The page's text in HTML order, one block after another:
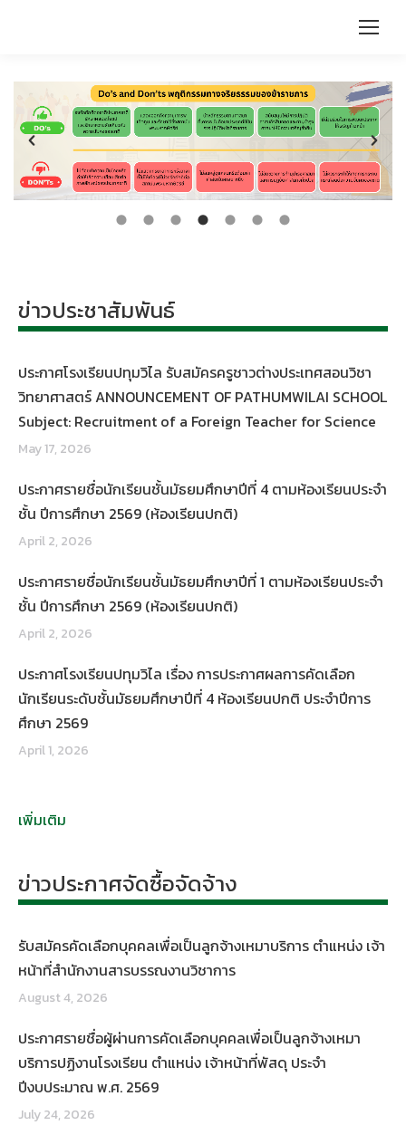
ข่าวประชาสัมพันธ์
ประกาศโรงเรียนปทุมวิไล รับสมัครครูชาวต่างประเทศสอนวิชา
วิทยาศาสตร์ ANNOUNCEMENT OF PATHUMWILAI SCHOOL
Subject: Recruitment of a Foreign Teacher for Science
May 17, 2026
ประกาศรายชื่อนักเรียนชั้นมัธยมศึกษาปีที่ 4 ตามห้องเรียนประจำ
ชั้น ปีการศึกษา 2569 (ห้องเรียนปกติ)
April 2, 2026
ประกาศรายชื่อนักเรียนชั้นมัธยมศึกษาปีที่ 1 ตามห้องเรียนประจำ
ชั้น ปีการศึกษา 2569 (ห้องเรียนปกติ)
April 2, 2026
ประกาศโรงเรียนปทุมวิไล เรื่อง การประกาศผลการคัดเลือก
นักเรียนระดับชั้นมัธยมศึกษาปีที่ 4 ห้องเรียนปกติ ประจำปีการ
ศึกษา 2569
April 1, 2026
เพิ่มเติม
ข่าวประกาศจัดซื้อจัดจ้าง
รับสมัครคัดเลือกบุคคลเพื่อเป็นลูกจ้างเหมาบริการ ตำแหน่ง เจ้า
หน้าที่สำนักงานสารบรรณงานวิชาการ
August 4, 2026
ประกาศรายชื่อผู้ผ่านการคัดเลือกบุคคลเพื่อเป็นลูกจ้างเหมา
บริการปฏิงานโรงเรียน ตำแหน่ง เจ้าหน้าที่พัสดุ ประจำ
ปีงบประมาณ พ.ศ. 2569
July 24, 2026